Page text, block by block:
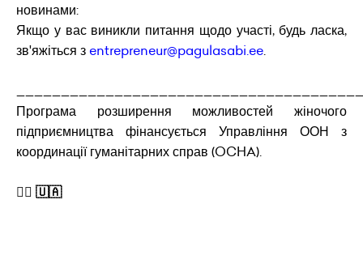
новинами:
Якщо у вас виникли питання щодо участі, будь ласка,
зв'яжіться зentrepreneur@pagulasabi.ee.
Програма розширення можливостей жіночого
підприємництва фінансується Управління ООН з
координації гуманітарних справ (OCHA).
👱‍♀️ 🇺🇦